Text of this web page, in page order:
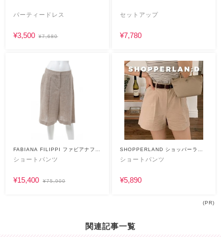
パーティードレス
¥3,500 ¥7,680
セットアップ
¥7,780
FABIANA FILIPPI ファビアナフィ
リッピ
ショートパンツ
¥15,400 ¥75,900
SHOPPERLAND ショッパーラン
ド
ショートパンツ
¥5,890
(PR)
関連記事一覧